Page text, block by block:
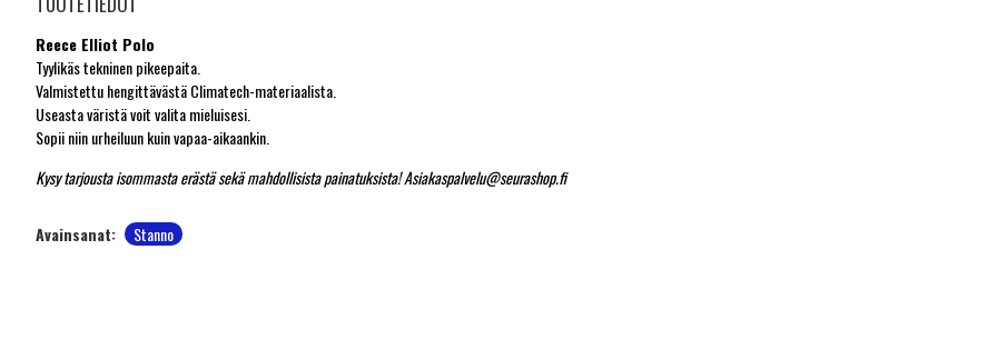
Reece Elliot Polo
Tyylikäs tekninen pikeepaita.
Valmistettu hengittävästä Climatech-materiaalista.
Useasta väristä voit valita mieluisesi.
Sopii niin urheiluun kuin vapaa-aikaankin.
Kysy tarjousta isommasta erästä sekä mahdollisista painatuksista! Asiakaspalvelu@seurashop.fi
Avainsanat: Stanno